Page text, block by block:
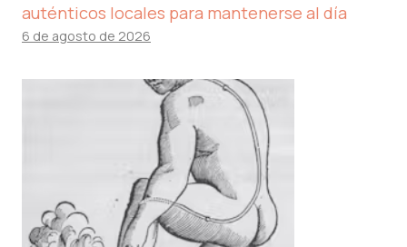
auténticos locales para mantenerse al día
6 de agosto de 2026